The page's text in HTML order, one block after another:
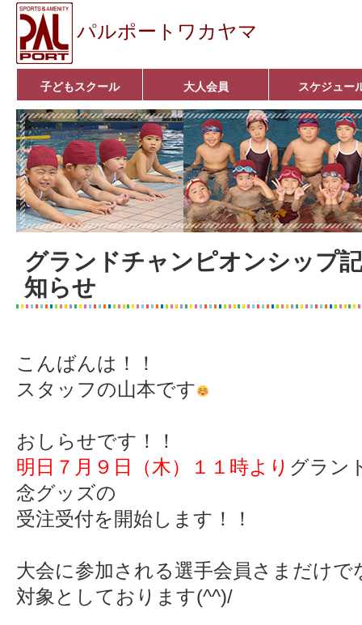
パルポートワカヤマ
子どもスクール
ベビーコース
幼児コース
小学生コース
育成コース
選手コース
■入会案内■
大人会員
いきいきコース
アクア遊悠クラブ
■入会案内■
スケジュー
グランドチャンピオンシップ
知らせ
こんばんは！！
スタッフの山本です
おしらせです！！
明日７月９日（木）１１時より グラン
念グッズの
受注受付を開始します！！
大会に参加される選手会員さまだけ
対象としております(^^)/